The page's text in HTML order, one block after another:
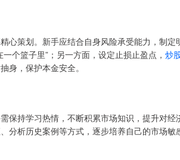
心策划。新手应结合自身风险承受能力，制
个篮子里”；另一方面，设定止损止盈点， 炒
身，保护本金安全。
保持学习热情，不断积累市场知识，提升对经
分析历史案例等方式，逐步培养自己的市场敏